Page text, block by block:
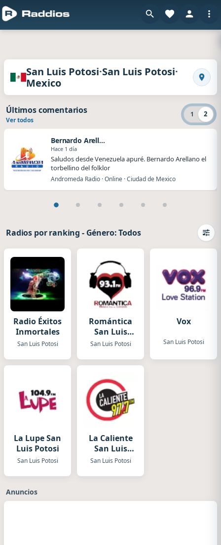
Radios de San Luis Potosi · San Luis Potosi ·
San Luis Potosi·San Luis Potosi·
Mexico
1 2
Últimos comentarios
Ver todos
Bernardo Arellano
Hace 1 día
Saludos desde Venezuela apuré. Bernardo Arellano el
torbellino del folklor
Andromeda Radio · Online · Ciudad de Mexico
Radios por ranking - Género: Todos
Radio Éxitos
Inmortales
San Luis Potosi
Romántica
San Luis
Potosi
San Luis Potosi
Vox
San Luis Potosi
La Lupe San
Luis Potosi
San Luis Potosi
La Caliente
San Luis
Potosi
San Luis Potosi
Anuncios